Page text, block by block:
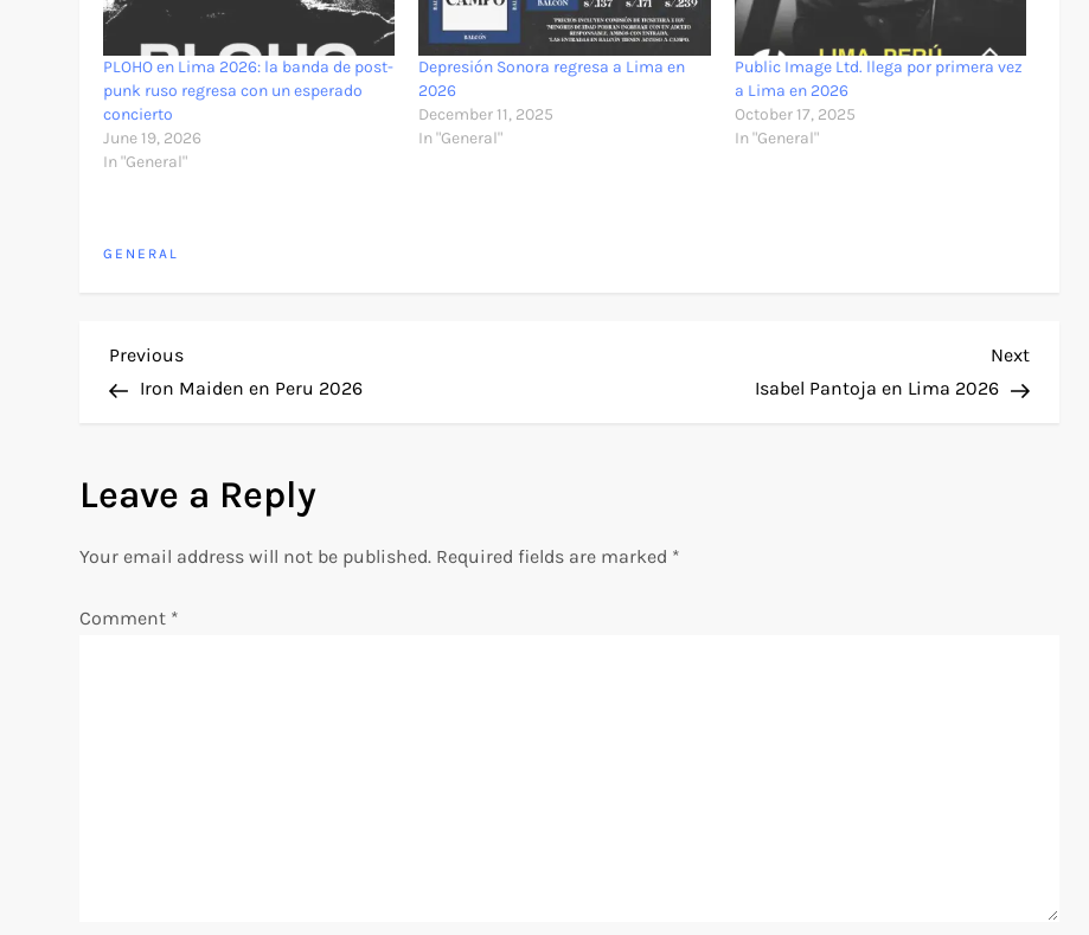
PLOHO en Lima 2026: la banda de post-
punk ruso regresa con un esperado
concierto
June 19, 2026
In "General"
Depresión Sonora regresa a Lima en
2026
December 11, 2025
In "General"
Public Image Ltd. llega por primera vez
a Lima en 2026
October 17, 2025
In "General"
GENERAL
P
s
Previous
Post
Previous
Iron Maiden en Peru 2026
Next
Post
Next
Isabel Pantoja en Lima 2026
Leave a Reply
Your email address will not be published. Required fields are marked *
Comment *